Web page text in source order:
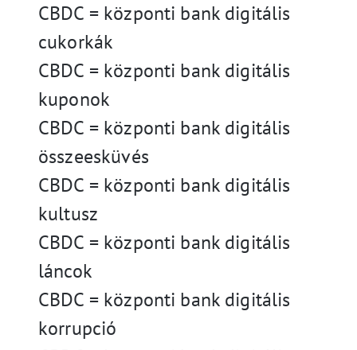
CBDC = központi bank digitális
cukorkák
CBDC = központi bank digitális
kuponok
CBDC = központi bank digitális
összeesküvés
CBDC = központi bank digitális
kultusz
CBDC = központi bank digitális
láncok
CBDC = központi bank digitális
korrupció